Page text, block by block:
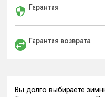
Гарантия
Гарантия возврата
Вы долго выбираете